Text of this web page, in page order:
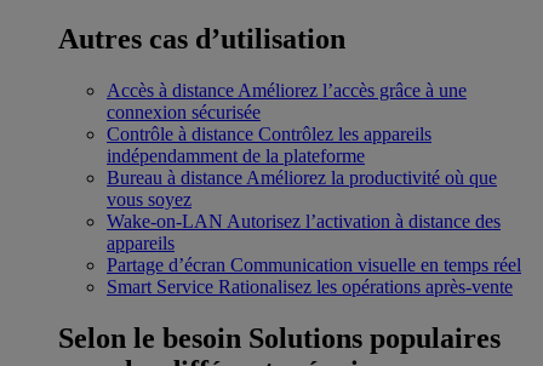
Autres cas d’utilisation
Accès à distance Améliorez l’accès grâce à une
connexion sécurisée
Contrôle à distance Contrôlez les appareils
indépendamment de la plateforme
Bureau à distance Améliorez la productivité où que
vous soyez
Wake-on-LAN Autorisez l’activation à distance des
appareils
Partage d’écran Communication visuelle en temps réel
Smart Service Rationalisez les opérations après-vente
Selon le besoin Solutions populaires